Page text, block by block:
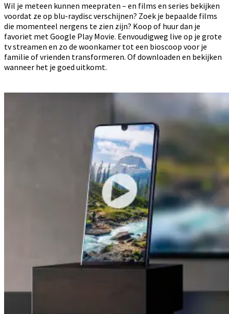
Wil je meteen kunnen meepraten – en films en series bekijken
voordat ze op blu-raydisc verschijnen? Zoek je bepaalde films
die momenteel nergens te zien zijn? Koop of huur dan je
favoriet met Google Play Movie. Eenvoudigweg live op je grote
tv streamen en zo de woonkamer tot een bioscoop voor je
familie of vrienden transformeren. Of downloaden en bekijken
wanneer het je goed uitkomt.